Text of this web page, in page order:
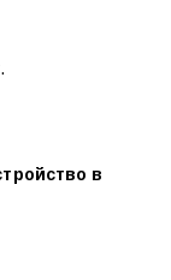
в